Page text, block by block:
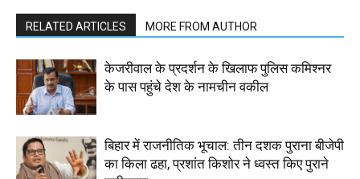
RELATED ARTICLES MORE FROM AUTHOR
केजरीवाल के प्रदर्शन के खिलाफ पुलिस कमिश्नर
के पास पहुंचे देश के नामचीन वकील
बिहार में राजनीतिक भूचाल: तीन दशक पुराना बीजेपी
का किला ढहा, प्रशांत किशोर ने ध्वस्त किए पुराने